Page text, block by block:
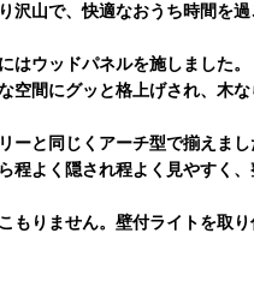
沢山で、快適なおうち時間を過
ウッドパネルを施しました。
空間にグッと格上げされ、木
ーと同じくアーチ型で揃えまし
程よく隠され程よく見やすく、
もりません。壁付ライトを取